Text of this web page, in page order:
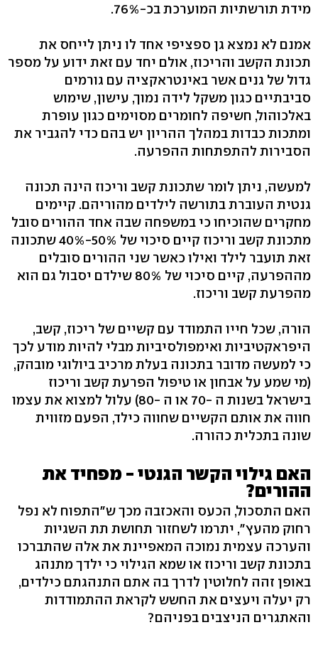
מידת תורשתיות המוערכת בכ-76%.
אמנם לא נמצא גן ספציפי אחד לו ניתן לייחס את
תכונת הקשב והריכוז, אולם יחד עם זאת ידוע על מספר
גדול של גנים אשר באינטראקציה עם גורמים
סביבתיים כגון משקל לידה נמוך, עישון, שימוש
באלכוהול, חשיפה לחומרים מסוימים כגון עופרת
ומתכות כבדות במהלך ההריון יש בהם כדי להגביר את
הסבירות להתפתחות ההפרעה.
למעשה, ניתן לומר שתכונת קשב וריכוז הינה תכונה
גנטית העוברת בתורשה לילדים מהוריהם. קיימים
מחקרים שהוכיחו כי במשפחה שבה אחד ההורים סובל
מתכונת קשב וריכוז קיים סיכוי של 50%-40% שתכונה
זאת תועבר לילד ואילו כאשר שני ההורים סובלים
מההפרעה, קיים סיכוי של 80% שילדם יסבול גם הוא
מהפרעת קשב וריכוז.
הורה, שכל חייו התמודד עם קשיים של ריכוז, קשב,
היפראקטיביות ואימפולסיביות מבלי להיות מודע לכך
כי למעשה מדובר בתכונה בעלת מרכיב ביולוגי מובהק,
(מי שמע על אבחון או טיפול הפרעת קשב וריכוז
בישראל בשנות ה -70 או ה -80) עלול למצוא את עצמו
חווה את אותם הקשיים שחווה כילד, הפעם מזווית
שונה בתכלית כהורה.
האם גילוי הקשר הגנטי - מפחיד את
ההורים?
האם התסכול, הכעס והאכזבה מכך ש"התפוח לא נפל
רחוק מהעץ", יתרמו לשחזור תחושת תת השגיות
והערכה עצמית נמוכה המאפיינת את אלה שהתברכו
בתכונת קשב וריכוז או שמא הגילוי כי ילדך מתנהג
באופן זהה לחלוטין לדרך בה אתם התנהגתם כילדים,
רק יעלה ויעצים את החשש לקראת ההתמודדות
והאתגרים הניצבים בפניהם?